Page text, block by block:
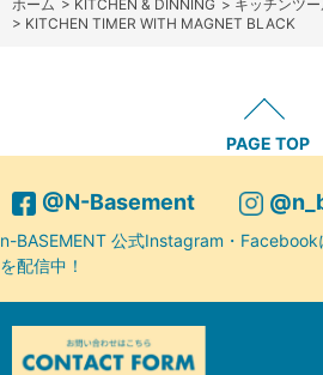
ホーム > KITCHEN & DINNING > キッチンツ
> KITCHEN TIMER WITH MAGNET BLACK
PAGE TOP
@N-Basement
n-BASEMENT 公式Instagram・Facebook
を配信中！